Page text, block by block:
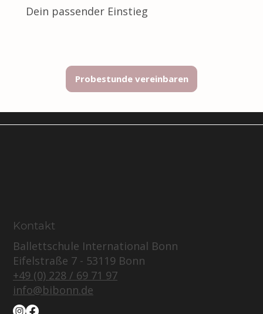
Dein passender Einstieg
Probestunde vereinbaren
Kontakt
Ballettschule International Bonn
Eifelstraße 7 - 53119 Bonn
+49 (0) 228 / 69 71 97
info@bibonn.de